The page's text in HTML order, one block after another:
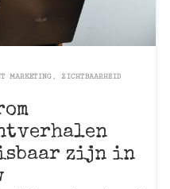
MARKETING, ZICHTBAARHEID
zijn in